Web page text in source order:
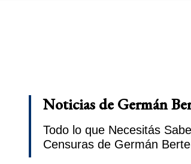
Noticias de Germán
Todo lo que Necesitás
Censuras de Germán